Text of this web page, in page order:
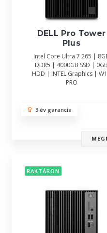
DELL Pro Tower
Plus
Intel Core Ultra 7 265 |
DDR5 | 4000GB SSD | 0GB
HDD | INTEL Graphics |
PRO
3 év garancia
RAKTÁRON